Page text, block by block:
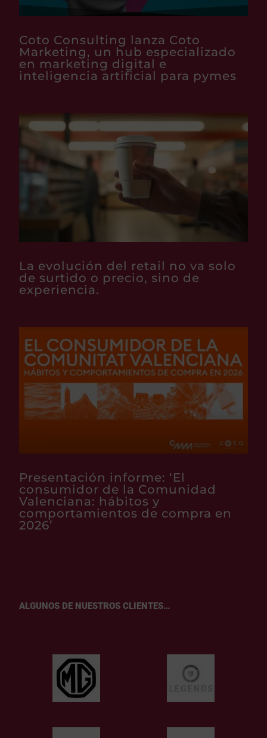
Coto Consulting lanza Coto
Marketing, un hub especializado
en marketing digital e
inteligencia artificial para pymes
La evolución del retail no va solo
de surtido o precio, sino de
experiencia.
Presentación informe: ‘El
consumidor de la Comunidad
Valenciana: hábitos y
comportamientos de compra en
2026’
ALGUNOS DE NUESTROS CLIENTES…